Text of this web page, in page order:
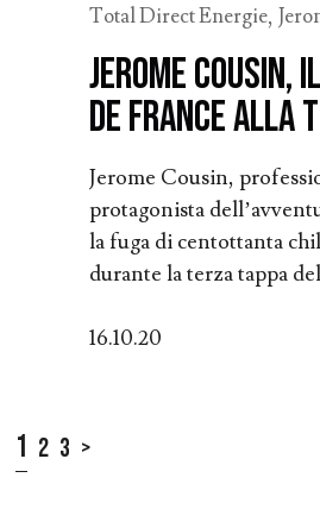
Total Direct Energie,
Jerome
de France alla
Jerome Cousin,
protagonista
la fuga di centottanta
durante la terza tappa
16.10.20
1 2 3 >